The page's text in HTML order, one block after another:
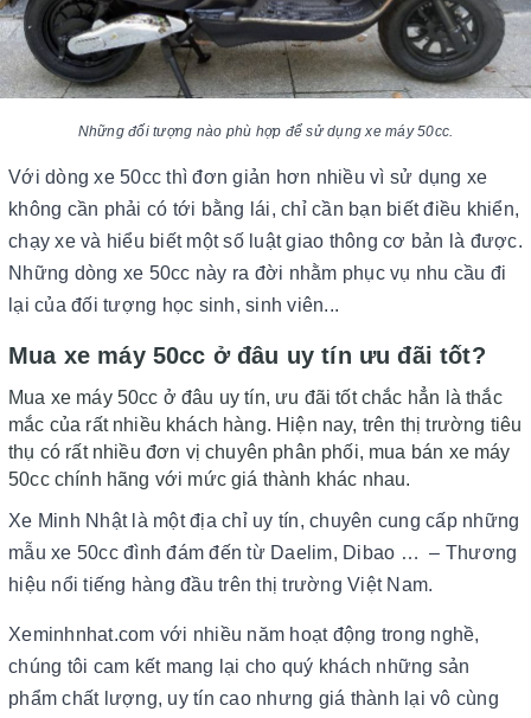
Những đối tượng nào phù hợp để sử dụng xe máy 50cc.
Với dòng xe 50cc thì đơn giản hơn nhiều vì sử dụng xe
không cần phải có tới bằng lái, chỉ cần bạn biết điều khiển,
chạy xe và hiểu biết một số luật giao thông cơ bản là được.
Những dòng xe 50cc này ra đời nhằm phục vụ nhu cầu đi
lại của đối tượng học sinh, sinh viên...
Mua xe máy 50cc ở đâu uy tín ưu đãi tốt?
Mua xe máy 50cc ở đâu uy tín, ưu đãi tốt chắc hẳn là thắc
mắc của rất nhiều khách hàng. Hiện nay, trên thị trường tiêu
thụ có rất nhiều đơn vị chuyên phân phối, mua bán xe máy
50cc chính hãng với mức giá thành khác nhau.
Xe Minh Nhật là một địa chỉ uy tín, chuyên cung cấp những
mẫu xe 50cc đình đám đến từ Daelim, Dibao … – Thương
hiệu nổi tiếng hàng đầu trên thị trường Việt Nam.
Xeminhnhat.com với nhiều năm hoạt động trong nghề,
chúng tôi cam kết mang lại cho quý khách những sản
phẩm chất lượng, uy tín cao nhưng giá thành lại vô cùng